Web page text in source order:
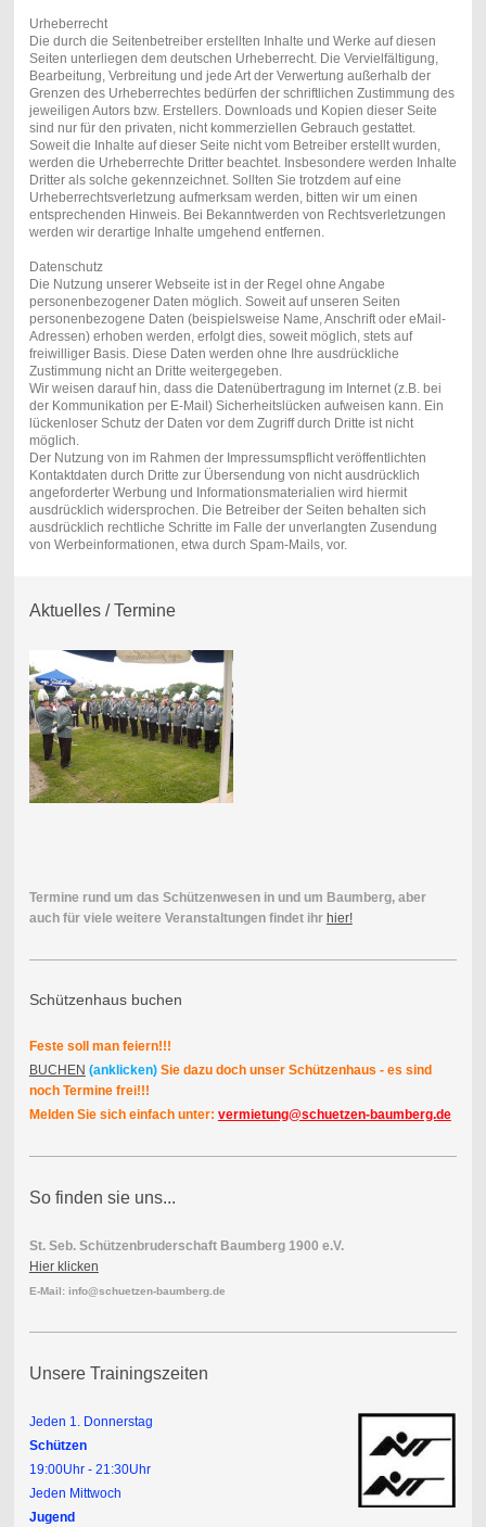
Urheberrecht
Die durch die Seitenbetreiber erstellten Inhalte und Werke auf diesen
Seiten unterliegen dem deutschen Urheberrecht. Die Vervielfältigung,
Bearbeitung, Verbreitung und jede Art der Verwertung außerhalb der
Grenzen des Urheberrechtes bedürfen der schriftlichen Zustimmung des
jeweiligen Autors bzw. Erstellers. Downloads und Kopien dieser Seite
sind nur für den privaten, nicht kommerziellen Gebrauch gestattet.
Soweit die Inhalte auf dieser Seite nicht vom Betreiber erstellt wurden,
werden die Urheberrechte Dritter beachtet. Insbesondere werden Inhalte
Dritter als solche gekennzeichnet. Sollten Sie trotzdem auf eine
Urheberrechtsverletzung aufmerksam werden, bitten wir um einen
entsprechenden Hinweis. Bei Bekanntwerden von Rechtsverletzungen
werden wir derartige Inhalte umgehend entfernen.
Datenschutz
Die Nutzung unserer Webseite ist in der Regel ohne Angabe
personenbezogener Daten möglich. Soweit auf unseren Seiten
personenbezogene Daten (beispielsweise Name, Anschrift oder eMail-
Adressen) erhoben werden, erfolgt dies, soweit möglich, stets auf
freiwilliger Basis. Diese Daten werden ohne Ihre ausdrückliche
Zustimmung nicht an Dritte weitergegeben.
Wir weisen darauf hin, dass die Datenübertragung im Internet (z.B. bei
der Kommunikation per E-Mail) Sicherheitslücken aufweisen kann. Ein
lückenloser Schutz der Daten vor dem Zugriff durch Dritte ist nicht
möglich.
Der Nutzung von im Rahmen der Impressumspflicht veröffentlichten
Kontaktdaten durch Dritte zur Übersendung von nicht ausdrücklich
angeforderter Werbung und Informationsmaterialien wird hiermit
ausdrücklich widersprochen. Die Betreiber der Seiten behalten sich
ausdrücklich rechtliche Schritte im Falle der unverlangten Zusendung
von Werbeinformationen, etwa durch Spam-Mails, vor.
Aktuelles / Termine
Termine rund um das Schützenwesen in und um Baumberg, aber
auch für viele weitere Veranstaltungen findet ihr hier!
Schützenhaus buchen
Feste soll man feiern!!!
BUCHEN (anklicken) Sie dazu doch unser Schützenhaus - es sind
noch Termine frei!!!
Melden Sie sich einfach unter: vermietung@schuetzen-baumberg.de
So finden sie uns...
St. Seb. Schützenbruderschaft Baumberg 1900 e.V.
Hier klicken
E-Mail: info@schuetzen-baumberg.de
Unsere Trainingszeiten
Jeden 1. Donnerstag
Schützen
19:00Uhr - 21:30Uhr
Jeden Mittwoch
Jugend